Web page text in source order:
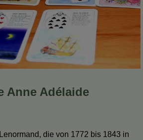
Anne Adélaide
die von 1772 bis 1843 in